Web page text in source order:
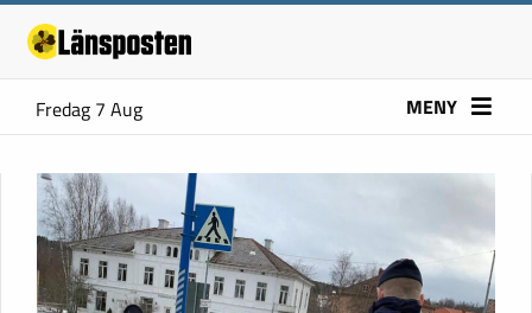
Fredag 7 Aug MENY